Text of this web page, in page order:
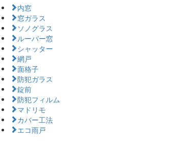
内窓
窓ガラス
ソノグラス
ルーバー窓
シャッター
網戸
面格子
防犯ガラス
錠前
防犯フィルム
マドリモ
カバー工法
エコ雨戸